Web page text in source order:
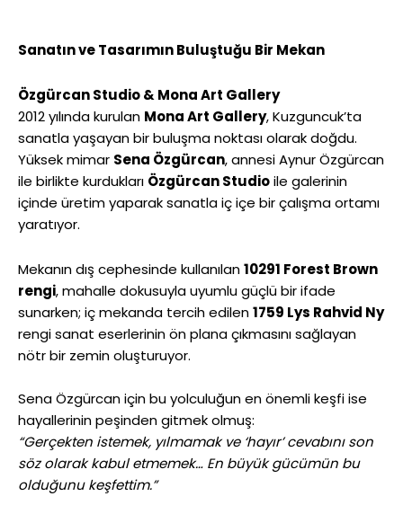
Sanatın ve Tasarımın Buluştuğu Bir Mekan
Özgürcan Studio & Mona Art Gallery
2012 yılında kurulan Mona Art Gallery, Kuzguncuk’ta
sanatla yaşayan bir buluşma noktası olarak doğdu.
Yüksek mimar Sena Özgürcan, annesi Aynur Özgürcan
ile birlikte kurdukları Özgürcan Studioile galerinin
içinde üretim yaparak sanatla iç içe bir çalışma ortamı
yaratıyor.
Mekanın dış cephesinde kullanılan10291 Forest Brown
rengi, mahalle dokusuyla uyumlu güçlü bir ifade
sunarken; iç mekanda tercih edilen1759 Lys Rahvid Ny
rengi sanat eserlerinin ön plana çıkmasını sağlayan
nötr bir zemin oluşturuyor.
Sena Özgürcan için bu yolculuğun en önemli keşfi ise
hayallerinin peşinden gitmek olmuş:
“Gerçekten istemek, yılmamak ve ‘hayır’ cevabını son
söz olarak kabul etmemek… En büyük gücümün bu
olduğunu keşfettim.”